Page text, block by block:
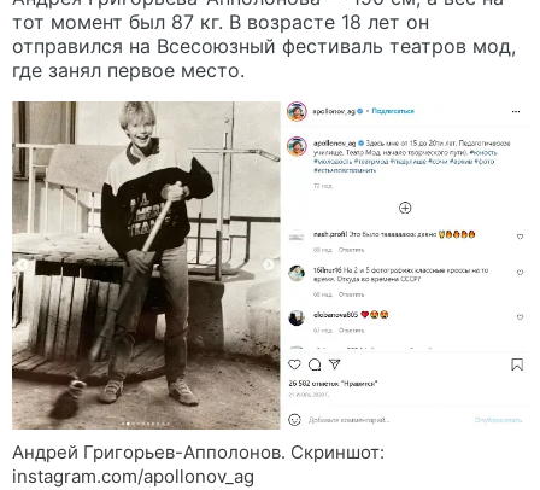
тот момент был 87 кг. В возрасте 18 лет он
отправился на Всесоюзный фестиваль театров мод,
где занял первое место.
Андрей Григорьев-Апполонов. Скриншот:
instagram.com/apollonov_ag